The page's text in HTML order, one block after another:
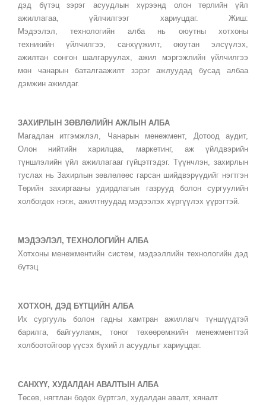
дэд бүтэц зэрэг асуудлын хүрээнд олон төрлийн үйл
ажиллагаа, үйлчилгээг хариуцдаг. Жиш:
Мэдээлэл, технологийн алба нь оюутны хотхоны
техникийн үйлчилгээ, санхүүжилт, оюутан элсүүлэх,
ажилтан сонгон шалгаруулах, ажил мэргэжлийн үйлчилгээ
мөн чанарын баталгаажилт зэрэг ажлуудад бусад албаа
дэмжин ажилдаг.
ЗАХИРЛЫН ЗӨВЛӨЛИЙН АЖЛЫН АЛБА
Магадлан итгэмжлэл, Чанарын менежмент, Дотоод аудит,
Олон нийтийн харилцаа, маркетинг, аж үйлдвэрийн
түншлэлийн үйл ажиллагааг гүйцэтгэдэг. Түүнчлэн, захирлын
туслах нь Захирлын зөвлөлөөс гарсан шийдвэрүүдийг нэгтгэн
Төрийн захиргааны удирдлагын газрууд болон сургуулийн
холбогдох нэгж, ажилтнуудад мэдээлэх хүргүүлэх үүрэгтэй.
МЭДЭЭЛЭЛ, ТЕХНОЛОГИЙН АЛБА
Хотхоны менежментийн систем, мэдээллийн технологийн дэд
бүтэц
ХОТХОН, ДЭД БҮТЦИЙН АЛБА
Их сургууль болон гадны хамтран ажиллагч түншүүдтэй
барилга, байгууламж, тоног төхөөрөмжийн менежменттэй
холбоотойгоор үүсэх бүхий л асуудлыг хариуцдаг.
САНХҮҮ, ХУДАЛДАН АВАЛТЫН АЛБА
Төсөв, нягтлан бодох бүртгэл, худалдан авалт, хяналт